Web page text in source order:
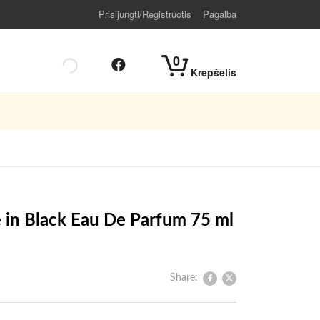
Prisijungti/Registruotis Pagalba
0
Krepšelis
in Black Eau De Parfum 75 ml
Share: